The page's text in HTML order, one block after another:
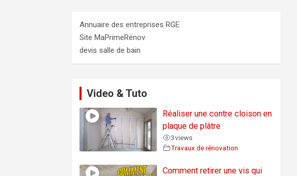
Annuaire des entreprises RGE
Site MaPrimeRénov
devis salle de bain
Video & Tuto
Réaliser une contre cloison en
plaque de plâtre
3views
Travaux de rénovation
Comment retirer une vis qui